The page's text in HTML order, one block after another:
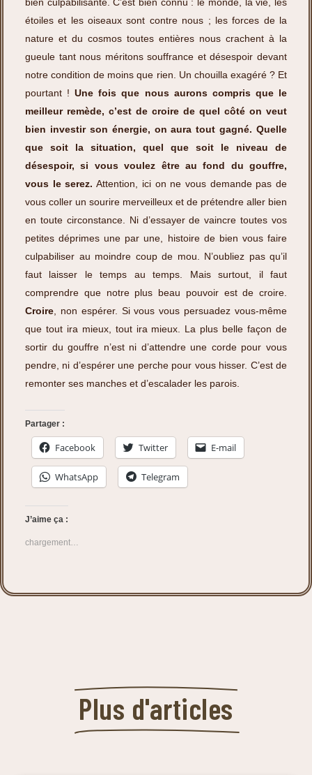
étoiles et les oiseaux sont contre nous ; les forces de la
nature et du cosmos toutes entières nous crachent à la
gueule tant nous méritons souffrance et désespoir devant
notre condition de moins que rien. Un chouilla exagéré ? Et
pourtant !Une fois que nous aurons compris que le
meilleur remède, c’est de croire de quel côté on veut
bien investir son énergie, on aura tout gagné. Quelle
que soit la situation, quel que soit le niveau de
désespoir, si vous voulez être au fond du gouffre,
vous le serez. Attention, ici on ne vous demande pas de
vous coller un sourire merveilleux et de prétendre aller bien
en toute circonstance. Ni d’essayer de vaincre toutes vos
petites déprimes une par une, histoire de bien vous faire
culpabiliser au moindre coup de mou. N’oubliez pas qu’il
faut laisser le temps au temps. Mais surtout, il faut
comprendre que notre plus beau pouvoir est de croire.
Croire , non espérer. Si vous vous persuadez vous-même
que tout ira mieux, tout ira mieux. La plus belle façon de
sortir du gouffre n’est ni d’attendre une corde pour vous
pendre, ni d’espérer une perche pour vous hisser. C’est de
remonter ses manches et d’escalader les parois.
Partager :
Facebook Twitter E-mail
WhatsApp Telegram
J’aime ça :
chargement…
Plus d'articles